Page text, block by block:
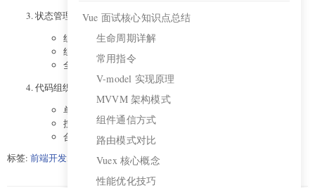
Vue 面试核心知识点总结
生命周期详解
常用指令
V-model 实现原理
MVVM 架构模式
组件通信方式
路由模式对比
Vuex 核心概念
性能优化技巧
状态管理原则：
组件私有状态放在data中
组件间共享状态提升到父组件
全局共享状态使用Vuex
代码组织：
单一职责组件
按功能组织文件结构
合理拆分大型组件
标签: 前端开发, Web开发技巧,Vuex,VueRouter